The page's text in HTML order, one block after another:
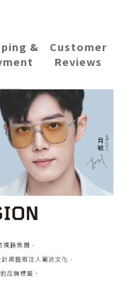
&
Customer
Reviews